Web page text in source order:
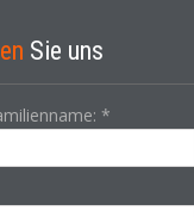
Sie uns
*